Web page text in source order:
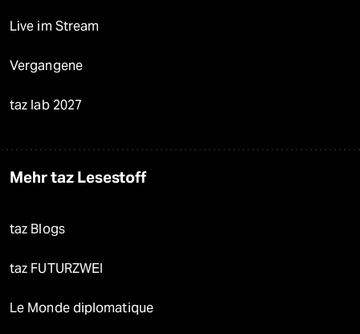
Live im Stream
Vergangene
taz lab 2027
Mehr taz Lesestoff
taz Blogs
taz FUTURZWEI
Le Monde diplomatique